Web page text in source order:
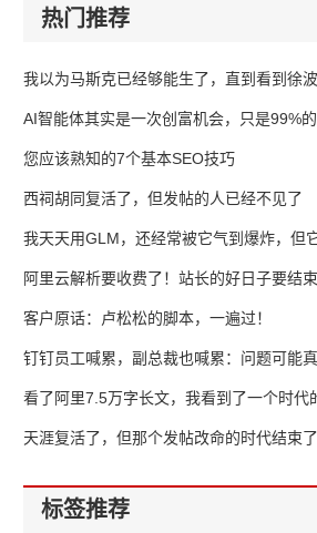
热门推荐
我以为马斯克已经够能生了，直到看到
AI智能体其实是一次创富机会，只是99%
错过了
您应该熟知的7个基本SEO技巧
西祠胡同复活了，但发帖的人已经不见了
我天天用GLM，还经常被它气到爆炸，但
16万亿
阿里云解析要收费了！站长的好日子要结
客户原话：卢松松的脚本，一遍过！
钉钉员工喊累，副总裁也喊累：问题可能
了
看了阿里7.5万字长文，我看到了一个时代
天涯复活了，但那个发帖改命的时代结束了
标签推荐